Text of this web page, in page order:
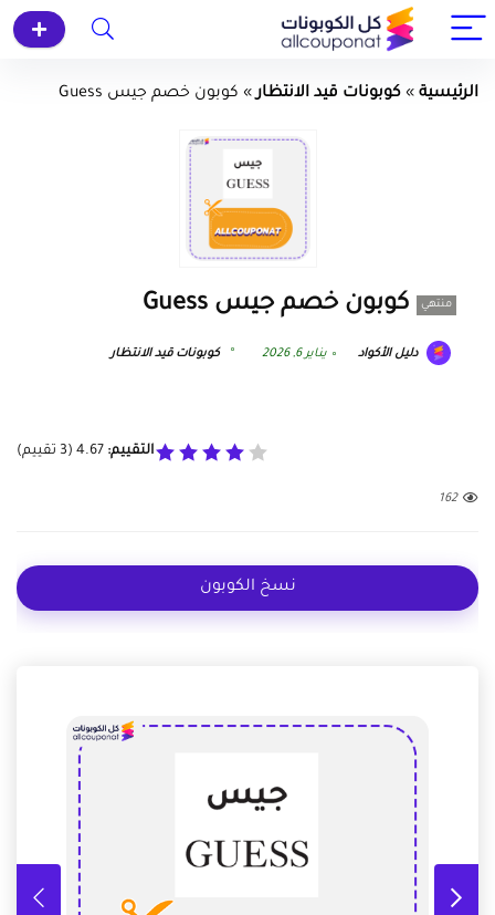
الرئيسية » كوبونات قيد الانتظار» كوبون خصم جيس Guess
منتهي كوبون خصم جيس Guess
دليل الأكواد يناير 6, 2026 كوبونات قيد الانتظار
التقييم: 4.67
(
3 تقييم)
162
نسخ الكوبون